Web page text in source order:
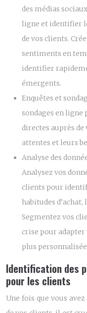
des médias
ligne et identifier
de vos clients.
sentiments en
identifier
émergents.
Enquêtes et
sondages en
directes auprès
attentes et leurs
Analyse des
Analysez vos
clients pour
habitudes
Segmentez vos
crise pour
plus
Identification des
pour les clients
Une fois que vous